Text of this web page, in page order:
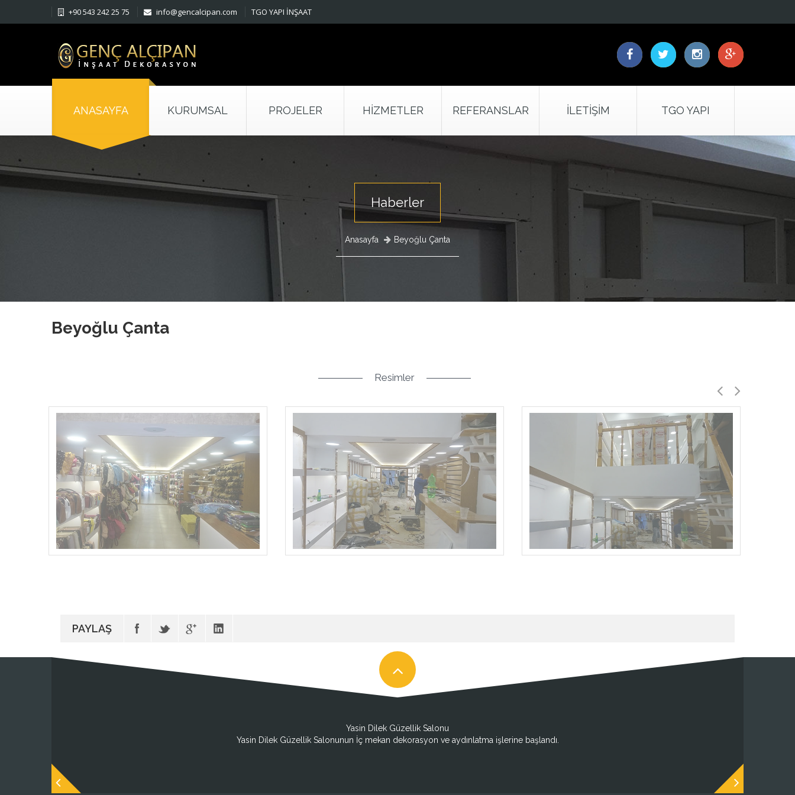
+90 543 242 25 75 info@gencalcipan.com TGO YAPI İNŞAAT
ANASAYFA KURUMSAL PROJELER HIZMETLER REFERANSLAR İLETIŞIM TGO YAPI
Haberler
Anasayfa Beyoğlu Çanta
Beyoğlu Çanta
Resimler
PAYLAŞ
Yasin Dilek Güzellik Salonu
Yasin Dilek Güzellik Salonunun İç mekan dekorasyon ve aydınlatma işlerine başlandı.